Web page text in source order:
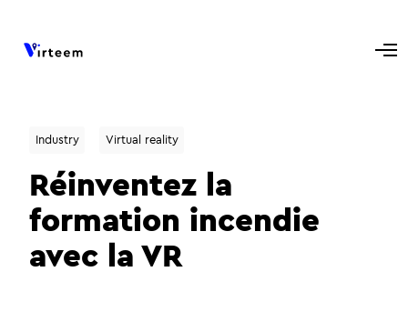
Industry Virtual reality
Réinventez la
formation incendie
avec la VR